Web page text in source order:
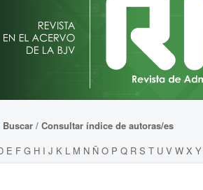
Buscar / Consultar índice de autoras/es
E F G H I J K L M N Ñ O P Q R S T U V W X Y